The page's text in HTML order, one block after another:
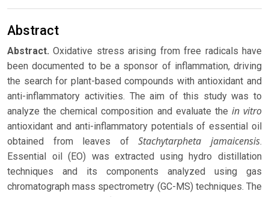
Abstract
Abstract.Oxidative stress arising from free radicals have
been documented to be a sponsor of inflammation, driving
the search for plant-based compounds with antioxidant and
anti-inflammatory activities. The aim of this study was to
analyze the chemical composition and evaluate the in vitro
antioxidant and anti-inflammatory potentials of essential oil
obtained from leaves ofStachytarpheta jamaicensis.
Essential oil (EO) was extracted using hydro distillation
techniques and its components analyzed using gas
chromatograph mass spectrometry (GC-MS) techniques. The